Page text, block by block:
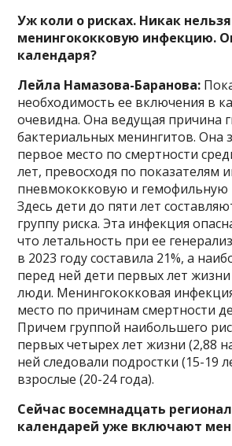
Уж коли о рисках. Никак
менингококковую инфекцию.
календаря?
Лейла Намазова-Баранова:
необходимость ее включения в
очевидна. Она ведущая причина
бактериальных менингитов. Она
первое место по смертности
лет, превосходя по показателям
пневмококковую и гемофильную
Здесь дети до пяти лет
группу риска. Эта инфекция
что летальность при ее
в 2023 году составила 21%, а
перед ней дети первых лет
люди. Менингококковая
место по причинам смертности
Причем группой наибольшего
первых четырех лет жизни (2,88
ней следовали подростки (15-19
взрослые (20-24 года).
Сейчас восемнадцать
календарей уже включают